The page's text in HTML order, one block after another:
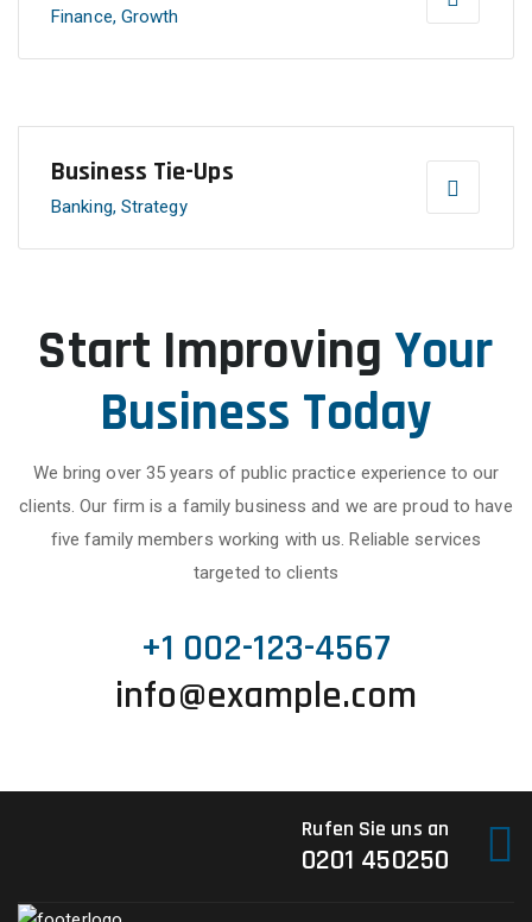
Finance, Growth
Business Tie-Ups
Banking, Strategy
Start Improving Your
Business Today
We bring over 35 years of public practice experience to our
clients. Our firm is a family business and we are proud to have
five family members working with us. Reliable services
targeted to clients
+1 002-123-4567
info@example.com
Rufen Sie uns an
0201 450250